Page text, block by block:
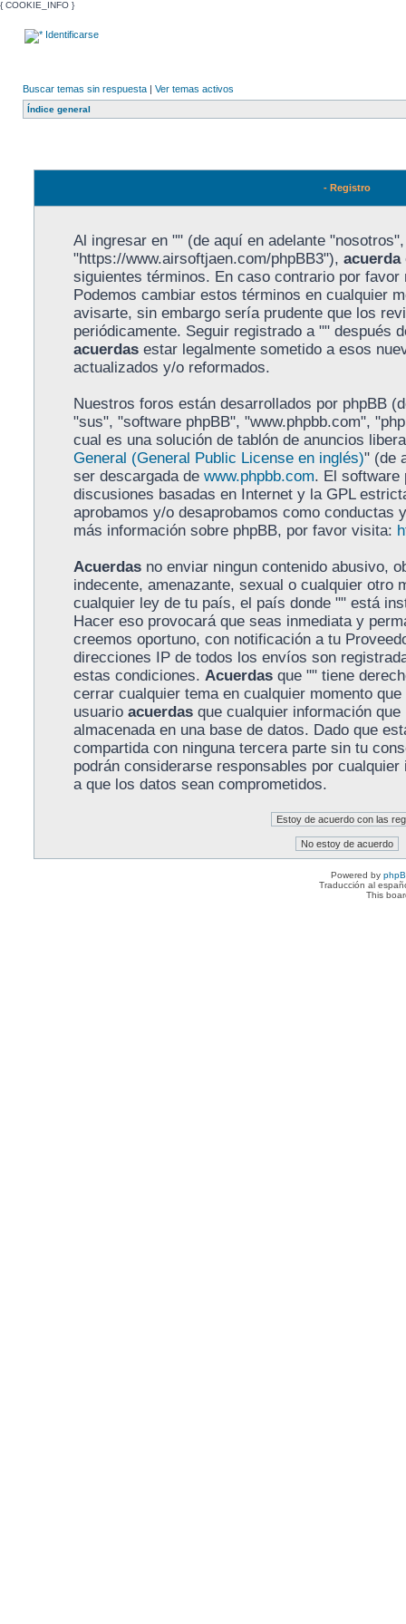
{ COOKIE_INFO }
Identificarse
Buscar temas sin respuesta | Ver temas activos
Índice general
- Registro
Al ingresar en "" (de aquí en adelante
"https://www.airsoftjaen.com/phpBB3"), acuerda
siguientes términos. En caso contrario por
Podemos cambiar estos términos en cualquier
avisarte, sin embargo sería prudente que los
periódicamente. Seguir registrado a "" después
acuerdasestar legalmente sometido a esos
actualizados y/o reformados.
Nuestros foros están desarrollados por phpBB
"sus", "software phpBB", "www.phpbb.com",
cual es una solución de tablón de anuncios
General (General Public License en inglés)" (de
ser descargada de www.phpbb.com. El software
discusiones basadas en Internet y la GPL
aprobamos y/o desaprobamos como conductas
más información sobre phpBB, por favor visita:
Acuerdasno enviar ningun contenido abusivo,
indecente, amenazante, sexual o cualquier otro
cualquier ley de tu país, el país donde "" está
Hacer eso provocará que seas inmediata y
creemos oportuno, con notificación a tu
direcciones IP de todos los envíos son
estas condiciones. Acuerdasque "" tiene
cerrar cualquier tema en cualquier momento
usuario acuerdasque cualquier información que
almacenada en una base de datos. Dado que
compartida con ninguna tercera parte sin tu
podrán considerarse responsables por
a que los datos sean comprometidos.
Powered by
Traducción al
This